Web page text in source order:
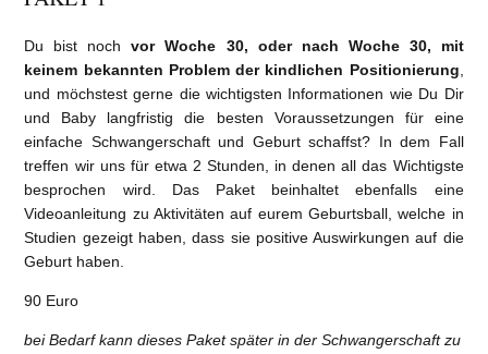
Du bist nochvor Woche 30, oder nach Woche 30, mit
keinem bekannten Problem der kindlichen Positionierung
und möchstest gerne die wichtigsten Informationen wie Du Dir
und Baby langfristig die besten Voraussetzungen für eine
einfache Schwangerschaft und Geburt schaffst? In dem Fall
treffen wir uns für etwa 2 Stunden, in denen all das Wichtigste
besprochen wird. Das Paket beinhaltet ebenfalls eine
Videoanleitung zu Aktivitäten auf eurem Geburtsball, welche in
Studien gezeigt haben, dass sie positive Auswirkungen auf die
Geburt haben.
90 Euro
bei Bedarf kann dieses Paket später in der Schwangerschaft zu